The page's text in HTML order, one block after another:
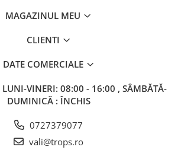
MAGAZINUL MEU
CLIENTI
DATE COMERCIALE
LUNI-VINERI: 08:00 - 16:00 , SÂMBĂTĂ-
DUMINICĂ : ÎNCHIS
0727379077
vali@trops.ro